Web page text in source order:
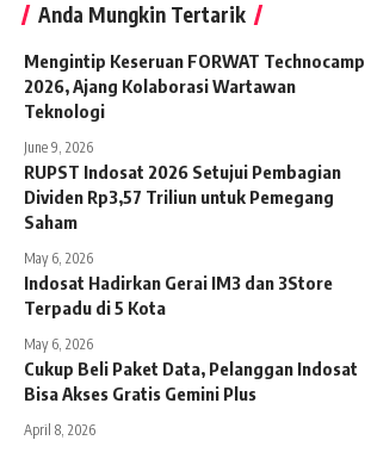
Anda Mungkin Tertarik
Mengintip Keseruan FORWAT Technocamp
2026, Ajang Kolaborasi Wartawan
Teknologi
June 9, 2026
RUPST Indosat 2026 Setujui Pembagian
Dividen Rp3,57 Triliun untuk Pemegang
Saham
May 6, 2026
Indosat Hadirkan Gerai IM3 dan 3Store
Terpadu di 5 Kota
May 6, 2026
Cukup Beli Paket Data, Pelanggan Indosat
Bisa Akses Gratis Gemini Plus
April 8, 2026